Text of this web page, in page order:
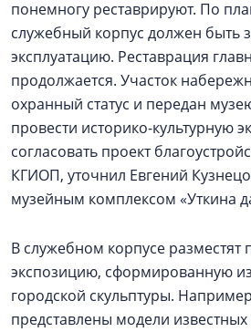
понемногу реставрируют. По
служебный корпус должен быть
эксплуатацию. Реставрация
продолжается. Участок
охранный статус и передан
провести историко-культурную
согласовать проект
КГИОП, уточнил Евгений
музейным комплексом «Уткина
В служебном корпусе разместят
экспозицию, сформированную
городской скульптуры.
представлены модели известных